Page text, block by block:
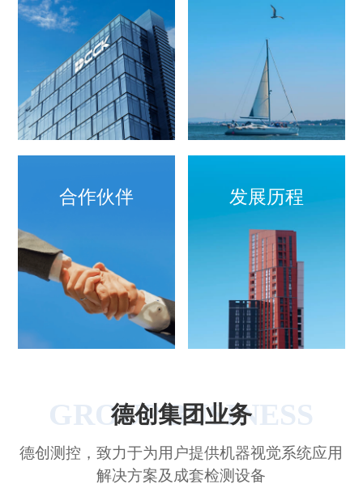
合作伙伴 发展历程
德创集团业务
GROUP BUSINESS
德创测控，致力于为用户提供机器视觉系统应用
解决方案及成套检测设备